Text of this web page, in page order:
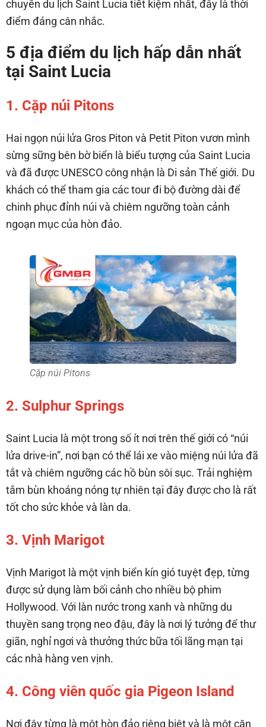
chuyến du lịch Saint Lucia tiết kiệm nhất, đây là thời
điểm đáng cân nhắc.
5 địa điểm du lịch hấp dẫn nhất
tại Saint Lucia
1. Cặp núi Pitons
Hai ngọn núi lửa Gros Piton và Petit Piton vươn mình
sừng sững bên bờ biển là biểu tượng của Saint Lucia
và đã được UNESCO công nhận là Di sản Thế giới. Du
khách có thể tham gia các tour đi bộ đường dài để
chinh phục đỉnh núi và chiêm ngưỡng toàn cảnh
ngoạn mục của hòn đảo.
Cặp núi Pitons
2. Sulphur Springs
Saint Lucia là một trong số ít nơi trên thế giới có “núi
lửa drive-in”, nơi bạn có thể lái xe vào miệng núi lửa đã
tắt và chiêm ngưỡng các hồ bùn sôi sục. Trải nghiệm
tắm bùn khoáng nóng tự nhiên tại đây được cho là rất
tốt cho sức khỏe và làn da.
3. Vịnh Marigot
Vịnh Marigot là một vịnh biển kín gió tuyệt đẹp, từng
được sử dụng làm bối cảnh cho nhiều bộ phim
Hollywood. Với làn nước trong xanh và những du
thuyền sang trọng neo đậu, đây là nơi lý tưởng để thư
giãn, nghỉ ngơi và thưởng thức bữa tối lãng mạn tại
các nhà hàng ven vịnh.
4. Công viên quốc gia Pigeon Island
Nơi đây từng là một hòn đảo riêng biệt và là một căn